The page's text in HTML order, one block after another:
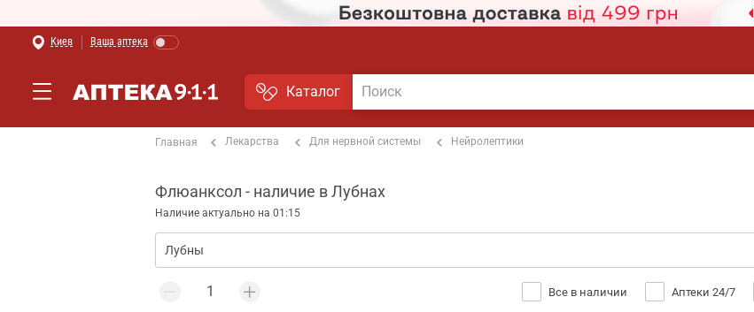
Киев Ваша аптека
Каталог
Главная Лекарства Для нервной системы Нейролептики
Флюанксол - наличие в Лубнах
Наличие актуально на 01:15
Все в наличии Аптеки 24/7